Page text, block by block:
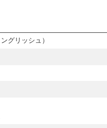
グリッシュ）